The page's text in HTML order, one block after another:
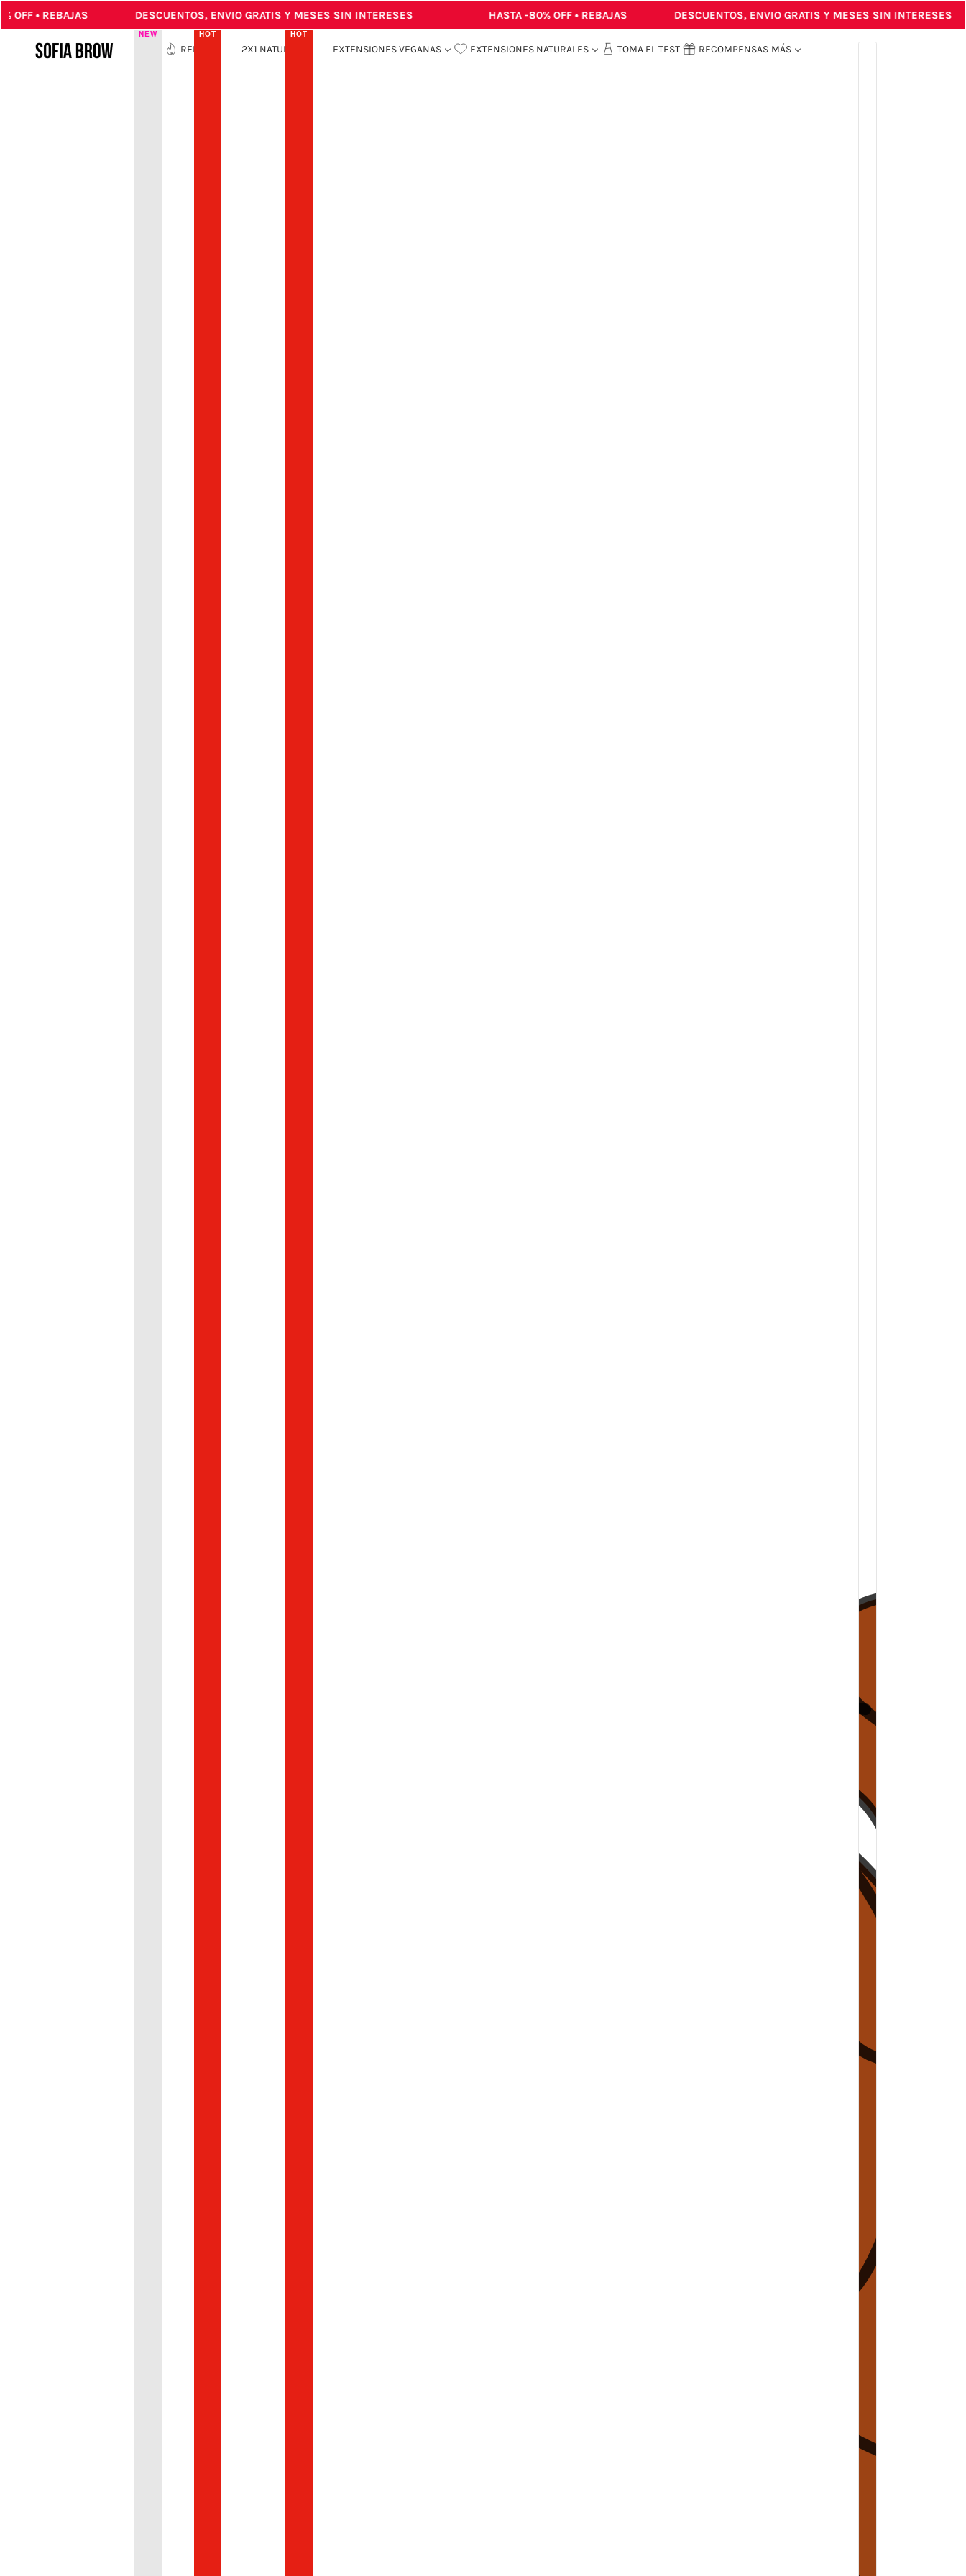
• REBAJAS DESCUENTOS, ENVIO GRATIS Y MESES SIN INTERESES HASTA -80% OFF • REBAJAS DESCUENTOS, ENVIO GRATIS Y MESES SIN INTERESES
CONTENT NEW
REBAJAS
HOT
2X1 NATURALES
HOT
EXTENSIONES VEGANAS EXTENSIONES NATURALES TOMA EL TEST RECOMPENSAS MÁS